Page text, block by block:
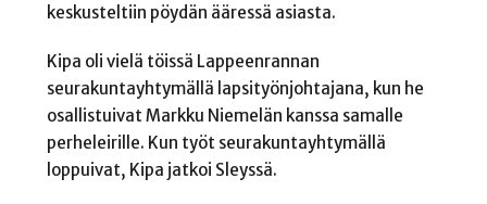
keskusteltiin pöydän ääressä asiasta.
Kipa oli vielä töissä Lappeenrannan
seurakuntayhtymällä lapsityönjohtajana, kun he
osallistuivat Markku Niemelän kanssa samalle
perheleirille. Kun työt seurakuntayhtymällä
loppuivat, Kipa jatkoi Sleyssä.